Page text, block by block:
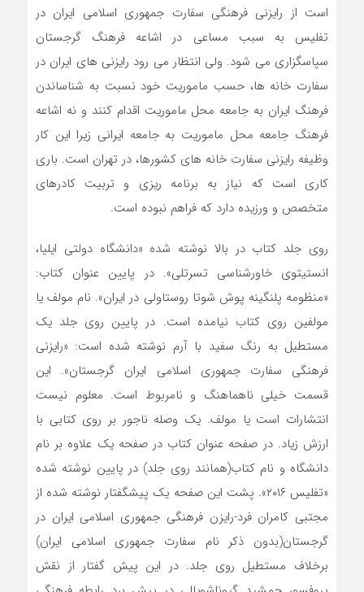
است از رایزنی فرهنگی سفارت جمهوری اسلامی ایران در
تفلیس به سبب مساعی در اشاعه فرهنگ گرجستان
سپاسگزاری می شود. ولی انتظار می رود رایزنی های ایران در
سفارت خانه ها، حسب ماموریت خود نسبت به شناساندن
فرهنگ ایران به جامعه محل ماموریت اقدام کنند و نه اشاعه
فرهنگ جامعه محل ماموریت به جامعه ایرانی زیرا این کار
وظیفه رایزنی سفارت خانه های کشورها، در تهران است. باری
کاری است که نیاز به برنامه ریزی و تربیت کادرهای
متخصص و ورزیده دارد که فراهم نبوده است.
روی جلد کتاب در بالا نوشته شده «دانشگاه دولتی ایلیا،
انستیتوی خاورشناسی تسرتلی». در پایین عنوان کتاب:
«منظومه پلنگینه پوش شوتا روستاولی در ایران». نام مولف یا
مولفین روی کتاب نیامده است. در پایین روی جلد یک
مستطیل به رنگ سفید با آرم نوشته شده است: «رایزنی
فرهنگی سفارت جمهوری اسلامی ایران گرجستان». این
قسمت خیلی ناهماهنگ و نامربوط است. معلوم نیست
انتشارات است یا مولف. یک وصله ناجور بر روی کتابی با
ارزش زیاد. در صفحه عنوان کتاب در صفحه یک علاوه بر نام
دانشگاه و نام کتاب(همانند روی جلد) در پایین نوشته شده
«تفلیس ۲۰۱۶». پشت این صفحه یک پیشگفتار نوشته شده از
مجتبی کامران فرد-رایزن فرهنگی جمهوری اسلامی ایران در
گرجستان(بدون ذکر نام سفارت جمهوری اسلامی ایران)
برخلاف مستطیل روی جلد. در این پیش گفتار از نقش